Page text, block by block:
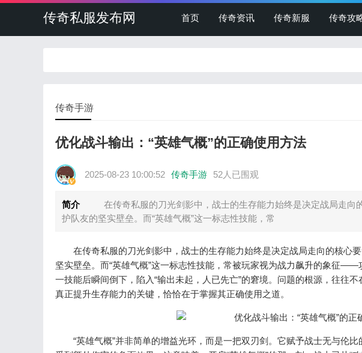
传奇私服发布网 首页 传奇资讯 传奇新服 传奇攻
传奇手游
优化战斗输出：“英雄气概”的正确使用方法
2025-08-23 10:00:52 传奇手游 52人已围观
简介
在传奇私服的刀光剑影中，战士的生存能力始终是决定战局走向
护队友的坚实壁垒。而“英雄气概”这一标志性技能，常
在传奇私服的刀光剑影中，战士的生存能力始终是决定战局走向的核心
坚实壁垒。而“英雄气概”这一标志性技能，常被玩家视为战力飙升的象征
一技能后瞬间倒下，陷入“输出未起，人已先亡”的窘境。问题的根源，往往不
真正提升生存能力的关键，恰恰在于掌握其正确使用之道。
“英雄气概”并非简单的增益光环，而是一把双刃剑。它赋予战士无与伦比